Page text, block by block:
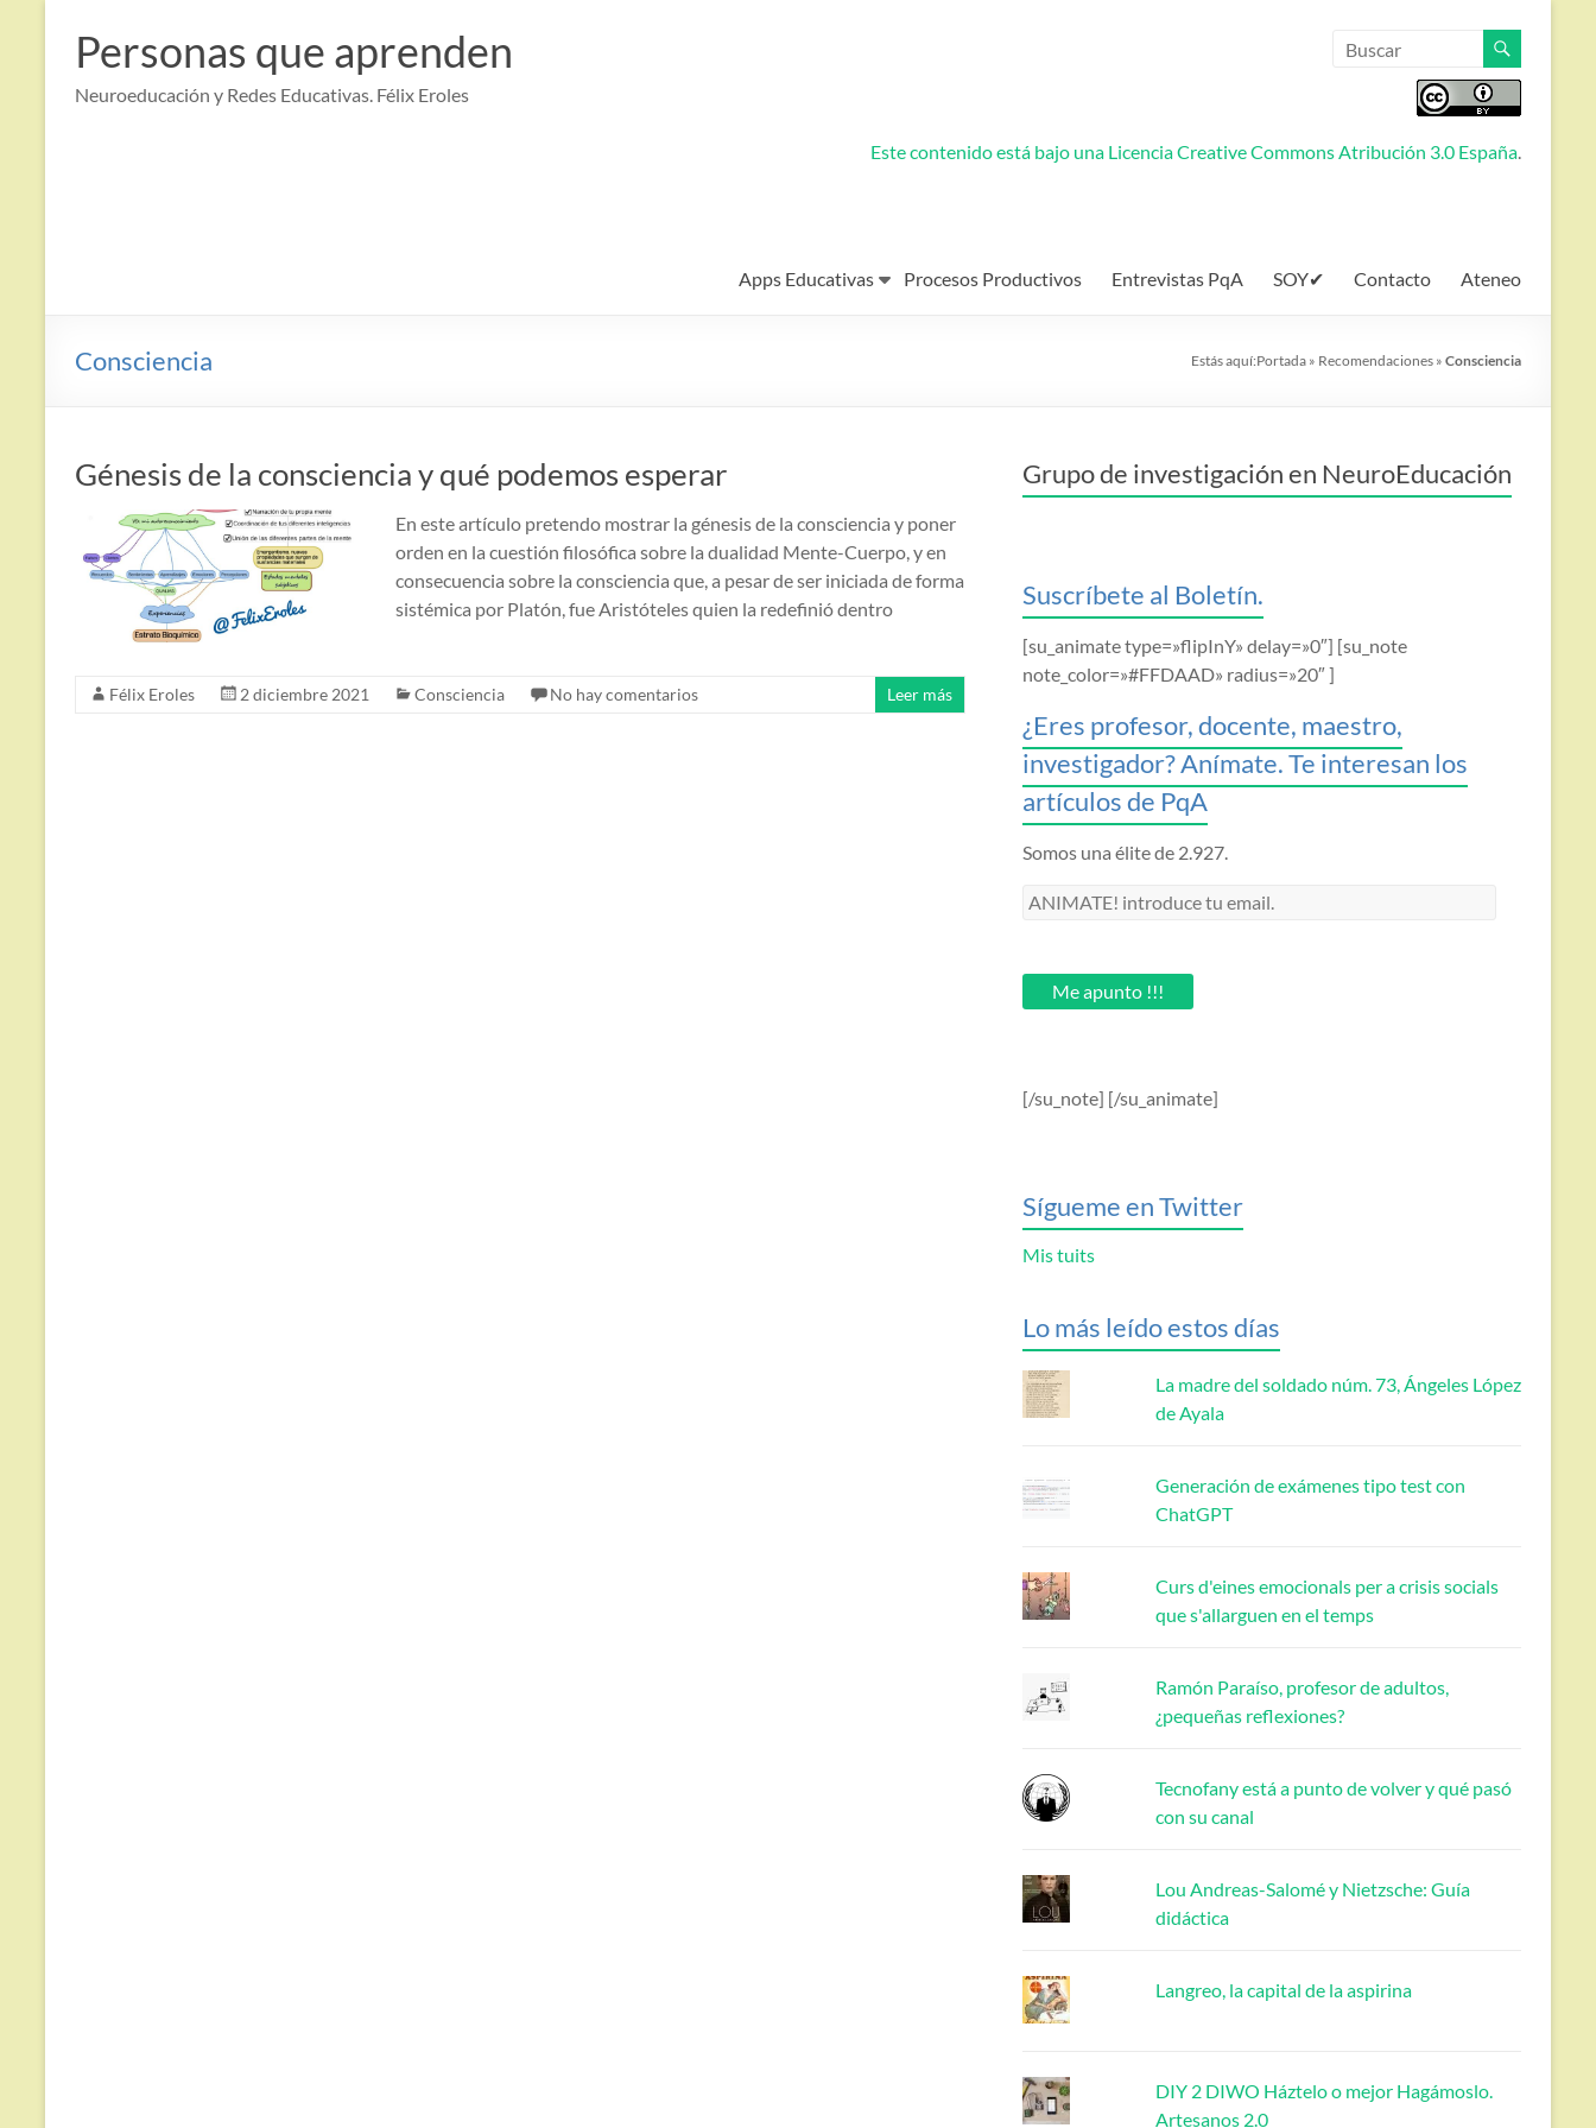
contenido
Personas que aprenden
Neuroeducación y Redes Educativas. Félix Eroles
Este contenido está bajo una Licencia Creative Commons Atribución 3.0 España.
Apps Educativas Procesos Productivos Entrevistas PqA SOY✔ Contacto Ateneo
Consciencia Estás aquí:Portada » Recomendaciones » Consciencia
Génesis de la consciencia y qué podemos esperar
En este artículo pretendo mostrar la génesis de la consciencia y poner
orden en la cuestión filosófica sobre la dualidad Mente-Cuerpo, y en
consecuencia sobre la consciencia que, a pesar de ser iniciada de forma
sistémica por Platón, fue Aristóteles quien la redefinió dentro
Félix Eroles 2 diciembre 2021 Consciencia No hay comentarios Leer más
Grupo de investigación en NeuroEducación
Suscríbete al Boletín.
[su_animate type=»flipInY» delay=»0″] [su_note
note_color=»#FFDAAD» radius=»20″ ]
¿Eres profesor, docente, maestro,
investigador? Anímate. Te interesan los
artículos de PqA
Somos una élite de 2.927.
ANIMATE!
email.Me apunto !!!
[/su_note] [/su_animate]
Sígueme en Twitter
Mis tuits
Lo más leído estos días
La madre del soldado núm. 73, Ángeles López
de Ayala
Generación de exámenes tipo test con
ChatGPT
Curs d'eines emocionals per a crisis socials
que s'allarguen en el temps
Ramón Paraíso, profesor de adultos,
¿pequeñas reflexiones?
Tecnofany está a punto de volver y qué pasó
con su canal
Lou Andreas-Salomé y Nietzsche: Guía
didáctica
Langreo, la capital de la aspirina
DIY 2 DIWO Háztelo o mejor Hagámoslo.
Artesanos 2.0